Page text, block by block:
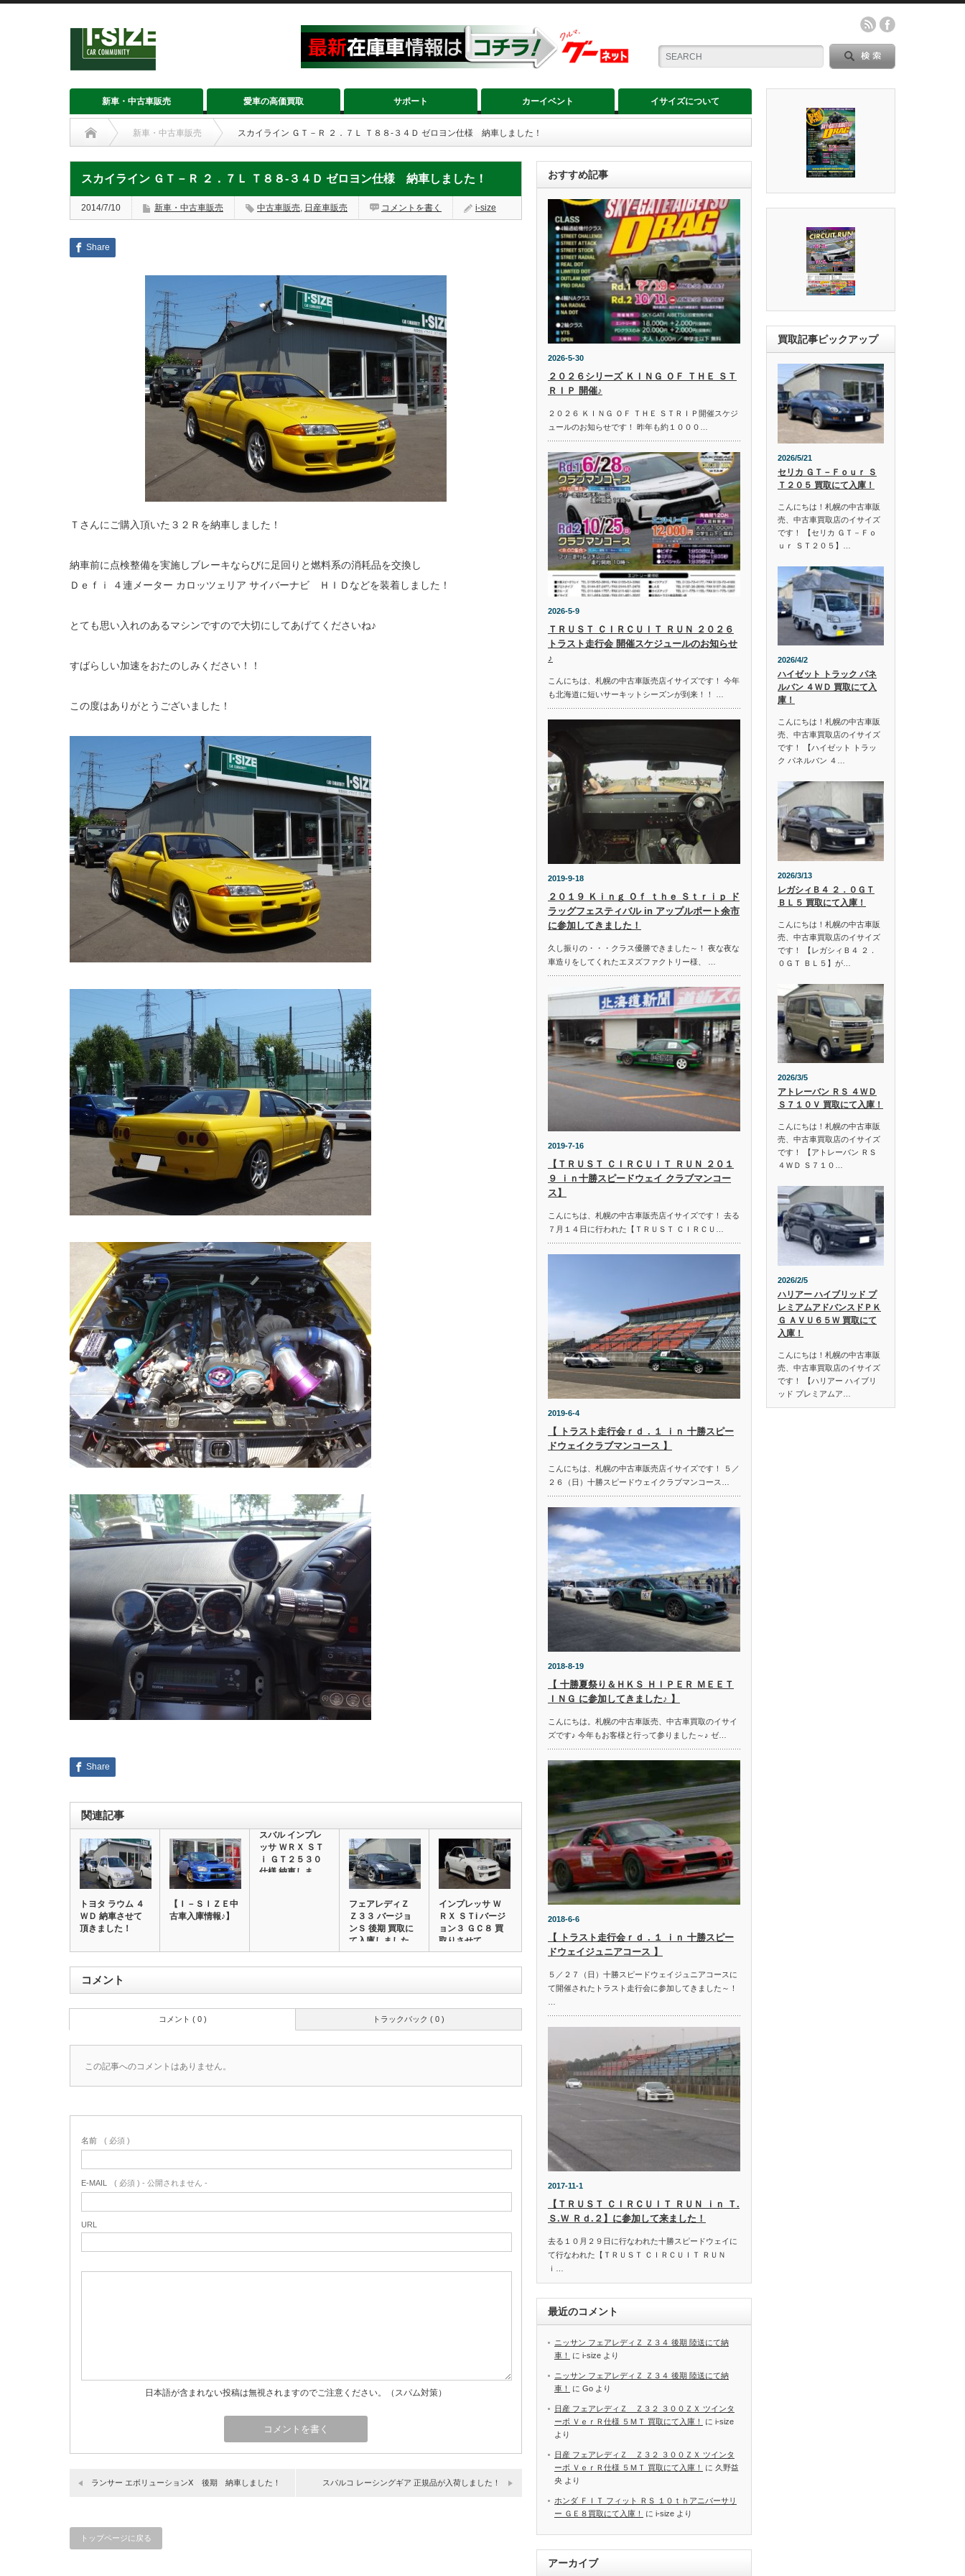
新車・中古車販売 愛車の高価買取 サポート カーイベント イサイズについて
新車・中古車販売 スカイライン ＧＴ－Ｒ ２．７Ｌ Ｔ８８‐３４Ｄ ゼロヨン仕様 納車しました！
スカイライン ＧＴ－Ｒ ２．７Ｌ Ｔ８８‐３４Ｄ ゼロヨン仕様 納車しました！
2014/7/10 新車・中古車販売 中古車販売, 日産車販売 コメントを書く i-size
Share
Ｔさんにご購入頂いた３２Ｒを納車しました！
納車前に点検整備を実施しブレーキならびに足回りと燃料系の消耗品を交換し
Ｄｅｆｉ ４連メーター カロッツェリア サイバーナビ ＨＩＤなどを装着しました！
とても思い入れのあるマシンですので大切にしてあげてくださいね♪
すばらしい加速をおたのしみください！！
この度はありがとうございました！
Share
関連記事
トヨタ ラウム ４
ＷＤ 納車させて
頂きました！
【Ｉ－ＳＩＺＥ中
古車入庫情報♪】
スバル インプレ
ッサ ＷＲＸ ＳＴ
ｉ ＧＴ２５３０
仕様 納車しま…
フェアレディＺ
Ｚ３３ バージョ
ンＳ 後期 買取に
て入庫しました…
インプレッサ Ｗ
ＲＸ ＳＴi バージ
ョン３ ＧＣ８ 買
取りさせて…
コメント
トラックバック ( 0 )
コメント ( 0 )
この記事へのコメントはありません。
名前 ( 必須 )
E-MAIL ( 必須 ) - 公開されません -
URL
日本語が含まれない投稿は無視されますのでご注意ください。（スパム対策）
ランサー エボリューションⅩ 後期 納車しました！ スパルコ レーシングギア 正規品が入荷しました！
トップページに戻る
おすすめ記事
2026-5-30
２０２６シリーズ ＫＩＮＧ ＯＦ ＴＨＥ ＳＴ
ＲＩＰ 開催♪
２０２６ ＫＩＮＧ ＯＦ ＴＨＥ ＳＴＲＩＰ開催スケジ
ュールのお知らせです！ 昨年も約１０００…
2026-5-9
ＴＲＵＳＴ ＣＩＲＣＵＩＴ ＲＵＮ ２０２６
トラスト走行会 開催スケジュールのお知らせ
♪
こんにちは、札幌の中古車販売店イサイズです！ 今年
も北海道に短いサーキットシーズンが到来！！ …
2019-9-18
２０１９ Ｋｉｎｇ Ｏｆ ｔｈｅ Ｓｔｒｉｐ ド
ラッグフェスティバル in アップルポート余市
に参加してきました！
久し振りの・・・クラス優勝できました～！ 夜な夜な
車造りをしてくれたエヌズファクトリー様、 …
2019-7-16
【ＴＲＵＳＴ ＣＩＲＣＵＩＴ ＲＵＮ ２０１
９ ｉｎ十勝スピードウェイ クラブマンコー
ス】
こんにちは、札幌の中古車販売店イサイズです！ 去る
７月１４日に行われた【ＴＲＵＳＴ ＣＩＲＣＵ…
2019-6-4
【 トラスト走行会ｒｄ．１ ｉｎ 十勝スピー
ドウェイクラブマンコース 】
こんにちは、札幌の中古車販売店イサイズです！ ５／
２６（日）十勝スピードウェイクラブマンコース…
2018-8-19
【 十勝夏祭り＆ＨＫＳ ＨＩＰＥＲ ＭＥＥＴ
ＩＮＧ に参加してきました♪ 】
こんにちは。札幌の中古車販売、中古車買取のイサイ
ズです♪ 今年もお客様と行って参りました～♪ ゼ…
2018-6-6
【 トラスト走行会ｒｄ．１ ｉｎ 十勝スピー
ドウェイジュニアコース 】
５／２７（日）十勝スピードウェイジュニアコースに
て開催されたトラスト走行会に参加してきました～！
2017-11-1
【ＴＲＵＳＴ ＣＩＲＣＵＩＴ ＲＵＮ ｉｎ Ｔ.
Ｓ.Ｗ Ｒｄ.２】に参加して来ました！
去る１０月２９日に行なわれた十勝スピードウェイに
て行なわれた【ＴＲＵＳＴ ＣＩＲＣＵＩＴ ＲＵＮ
ｉ…
最近のコメント
ニッサン フェアレディＺ Ｚ３４ 後期 陸送にて納
車！
に i-size より
ニッサン フェアレディＺ Ｚ３４ 後期 陸送にて納
車！
に Go より
日産 フェアレディＺ Ｚ３２ ３００ＺＸ ツインタ
ーボ ＶｅｒＲ仕様 ５ＭＴ 買取にて入庫！
に i-size
より
日産 フェアレディＺ Ｚ３２ ３００ＺＸ ツインタ
ーボ ＶｅｒＲ仕様 ５ＭＴ 買取にて入庫！
に 久野益
央 より
ホンダ ＦＩＴ フィット ＲＳ １０ｔｈアニバーサリ
ー ＧＥ８買取にて入庫！
に i-size より
アーカイブ
買取記事ピックアップ
2026/5/21
セリカ ＧＴ－Ｆｏｕｒ Ｓ
Ｔ２０５ 買取にて入庫！
こんにちは！札幌の中古車販
売、中古車買取店のイサイズ
です！ 【セリカ ＧＴ－Ｆｏ
ｕｒ ＳＴ２０５】…
2026/4/2
ハイゼット トラック パネ
ルバン ４ＷＤ 買取にて入
庫！
こんにちは！札幌の中古車販
売、中古車買取店のイサイズ
です！ 【ハイゼット トラッ
ク パネルバン ４…
2026/3/13
レガシィＢ４ ２．０ＧＴ
ＢＬ５ 買取にて入庫！
こんにちは！札幌の中古車販
売、中古車買取店のイサイズ
です！ 【レガシィＢ４ ２．
０ＧＴ ＢＬ５】が…
2026/3/5
アトレーバン ＲＳ ４ＷＤ
Ｓ７１０Ｖ 買取にて入庫！
こんにちは！札幌の中古車販
売、中古車買取店のイサイズ
です！ 【アトレーバン ＲＳ
４ＷＤ Ｓ７１０…
2026/2/5
ハリアー ハイブリッド プ
レミアムアドバンスドＰＫ
Ｇ ＡＶＵ６５Ｗ 買取にて
入庫！
こんにちは！札幌の中古車販
売、中古車買取店のイサイズ
です！ 【ハリアー ハイブリ
ッド プレミアムア…